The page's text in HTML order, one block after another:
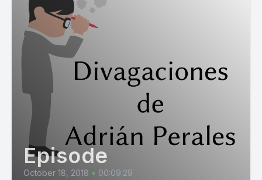
Episode
October 18, 2018 • 00:09:29